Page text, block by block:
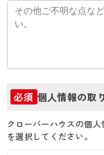
必須 個人情報の取
クローバーハウスの個
を選択してください。